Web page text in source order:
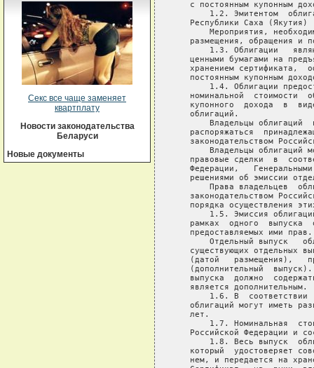
Секс все чаще заменяет
квартплату
Новости законодательства
Беларуси
Новые документы